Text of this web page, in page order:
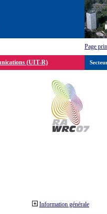
Page
(UIT-R)
Information générale